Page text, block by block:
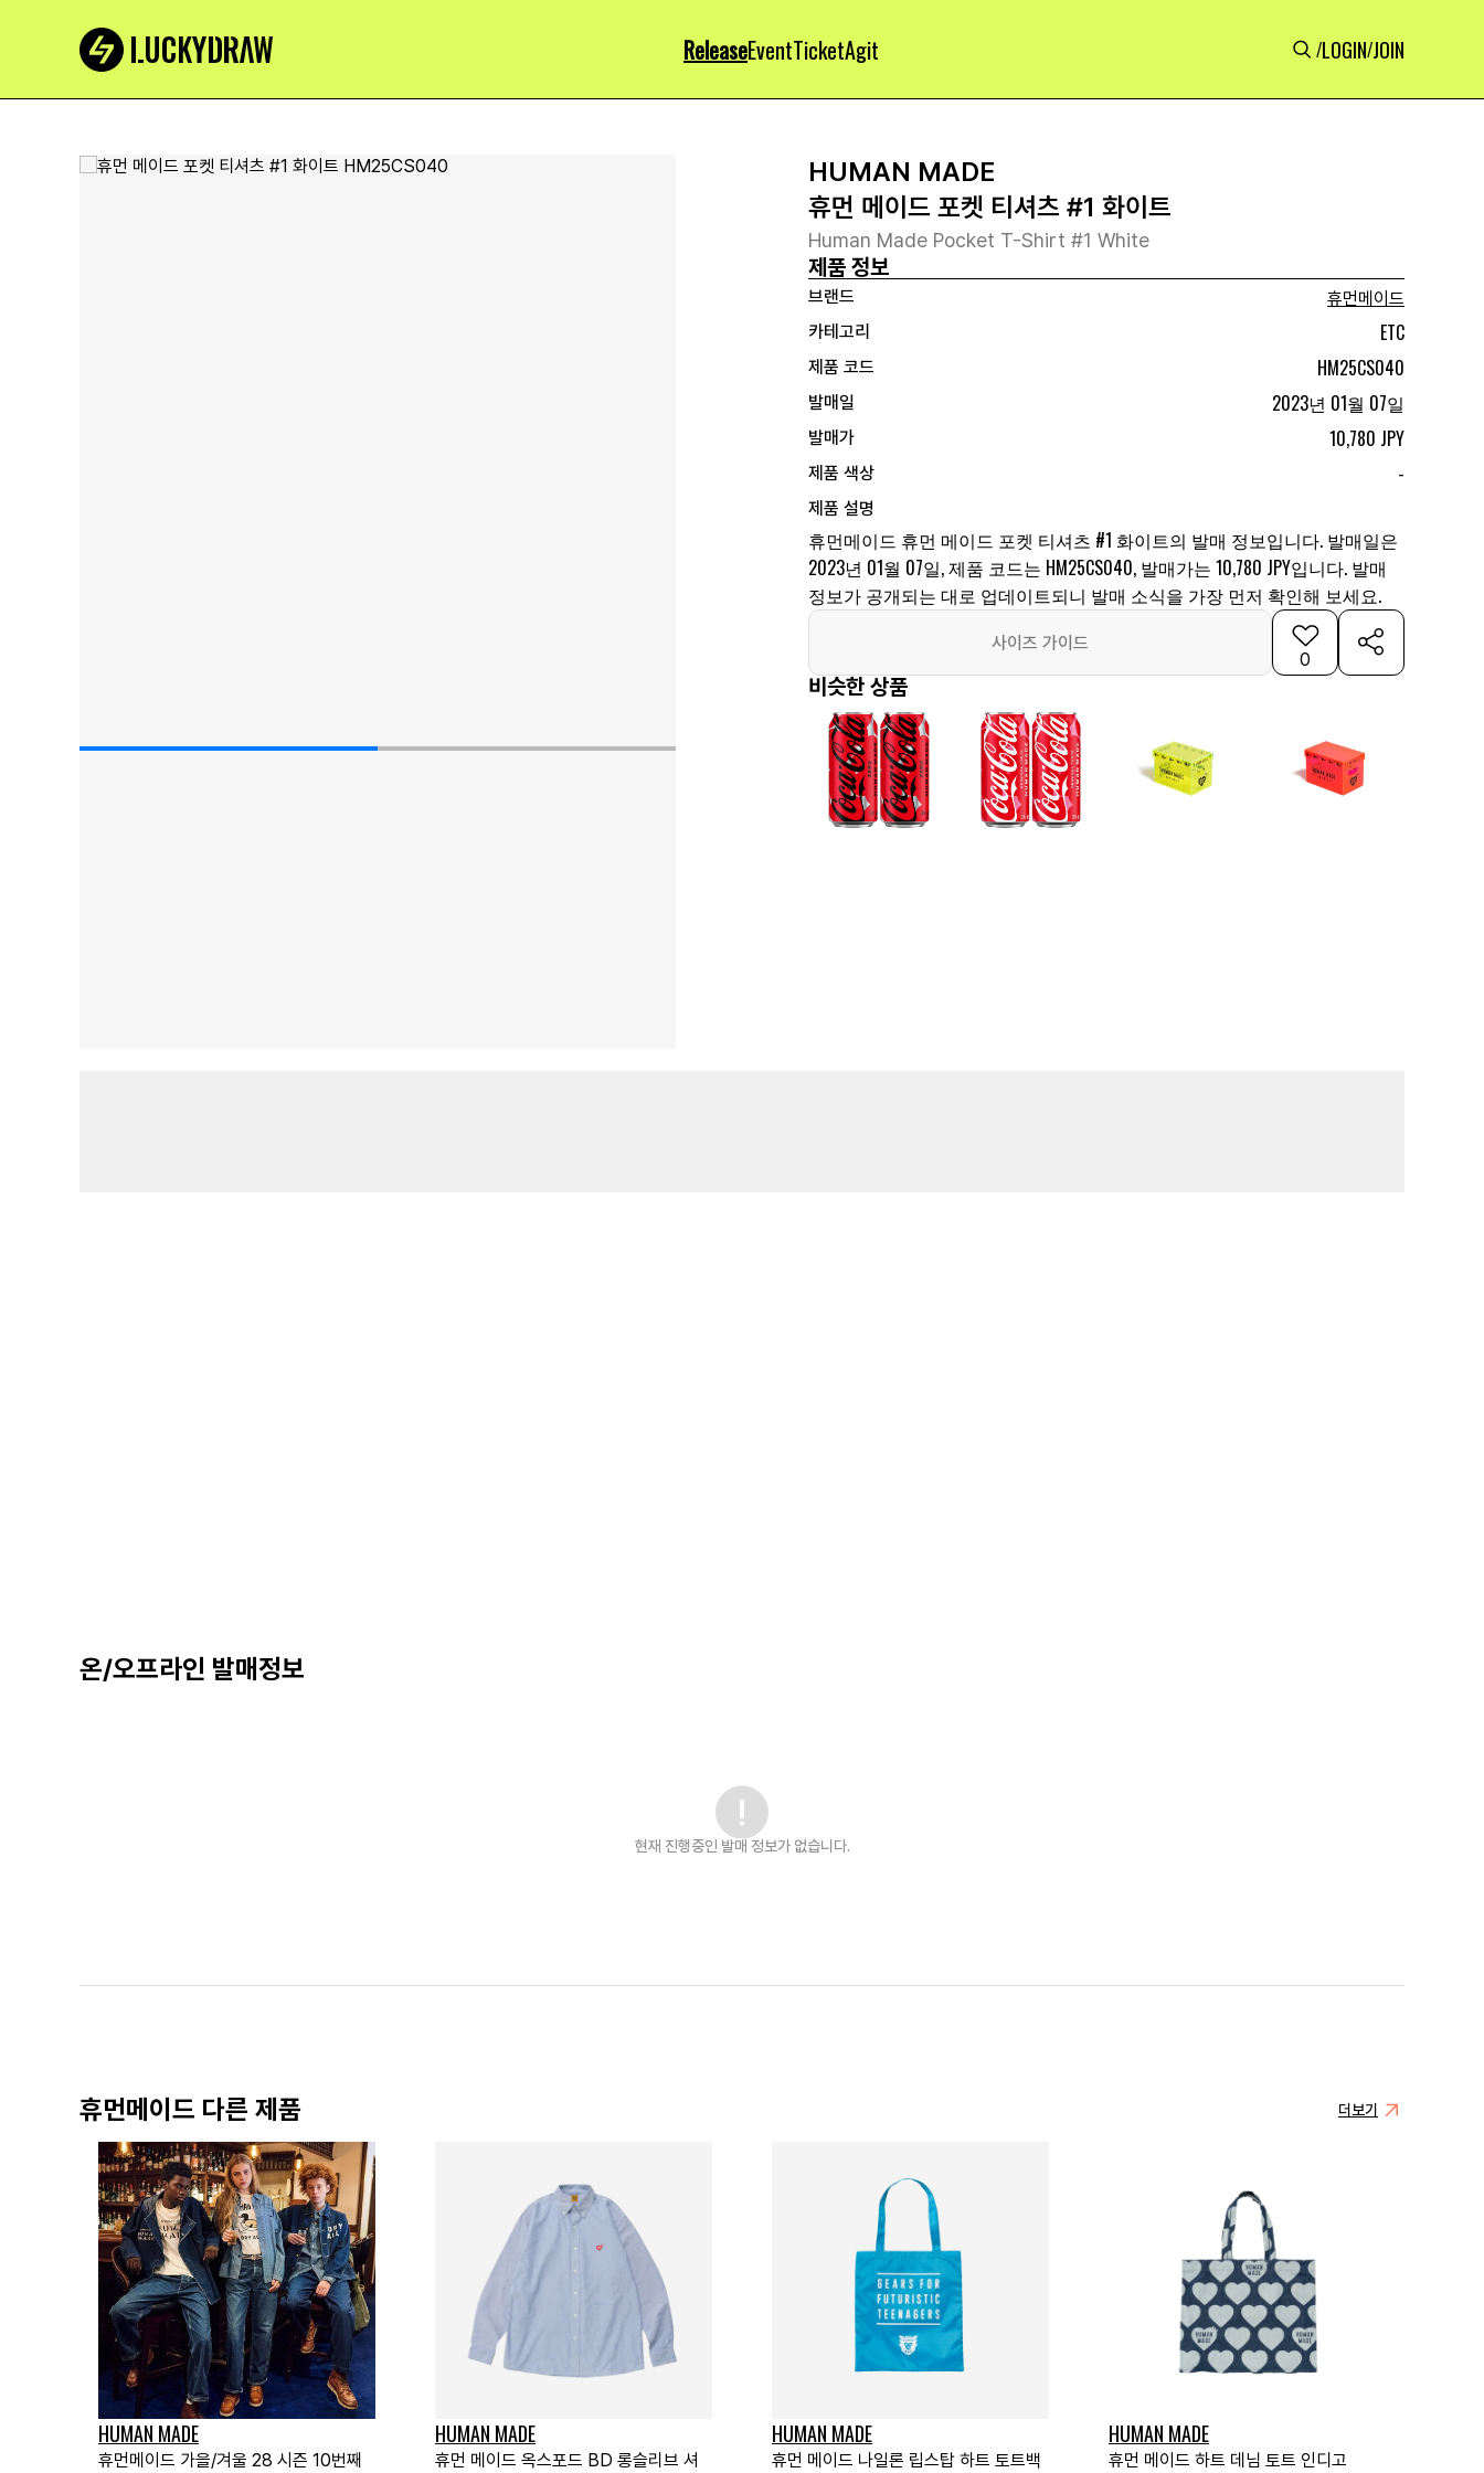
ReleaseEventTicketAgit /LOGIN/JOIN
HUMAN MADE
휴먼 메이드 포켓 티셔츠 #1 화이트
Human Made Pocket T-Shirt #1 White
제품 정보
브랜드
휴먼메이드
카테고리
ETC
제품 코드 HM25CS040
발매일 2023년 01월 07일
발매가 10,780 JPY
제품 색상 -
제품 설명
휴먼메이드 휴먼 메이드 포켓 티셔츠 #1 화이트의 발매 정보입니다. 발매일은
2023년 01월 07일, 제품 코드는 HM25CS040, 발매가는 10,780 JPY입니다. 발매
정보가 공개되는 대로 업데이트되니 발매 소식을 가장 먼저 확인해 보세요.
사이즈 가이드
0
비슷한 상품
온/오프라인 발매정보
현재 진행중인 발매 정보가 없습니다.
휴먼메이드 다른 제품 더보기
HUMAN MADE
휴먼메이드 가을/겨울 28 시즌 10번째
HUMAN MADE
휴먼 메이드 옥스포드 BD 롱슬리브 셔
HUMAN MADE
휴먼 메이드 나일론 립스탑 하트 토트백
HUMAN MADE
휴먼 메이드 하트 데님 토트 인디고